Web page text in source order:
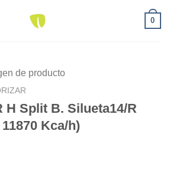
0
H Split B. Silueta14/R
Kca/h)